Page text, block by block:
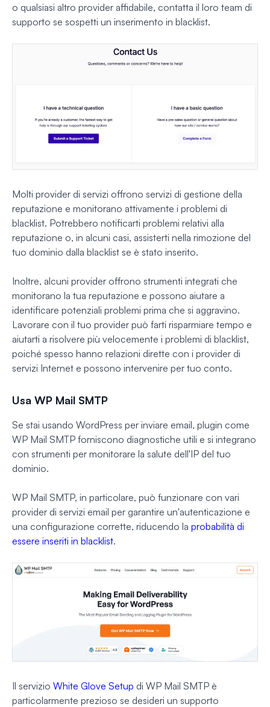
o qualsiasi altro provider affidabile, contatta il loro team di
supporto se sospetti un inserimento in blacklist.
Molti provider di servizi offrono servizi di gestione della
reputazione e monitorano attivamente i problemi di
blacklist. Potrebbero notificarti problemi relativi alla
reputazione o, in alcuni casi, assisterti nella rimozione del
tuo dominio dalla blacklist se è stato inserito.
Inoltre, alcuni provider offrono strumenti integrati che
monitorano la tua reputazione e possono aiutare a
identificare potenziali problemi prima che si aggravino.
Lavorare con il tuo provider può farti risparmiare tempo e
aiutarti a risolvere più velocemente i problemi di blacklist,
poiché spesso hanno relazioni dirette con i provider di
servizi Internet e possono intervenire per tuo conto.
Usa WP Mail SMTP
Se stai usando WordPress per inviare email, plugin come
WP Mail SMTP forniscono diagnostiche utili e si integrano
con strumenti per monitorare la salute dell'IP del tuo
dominio.
WP Mail SMTP, in particolare, può funzionare con vari
provider di servizi email per garantire un'autenticazione e
una configurazione corrette, riducendo la probabilità di
essere inseriti in blacklist.
Il servizio White Glove Setup di WP Mail SMTP è
particolarmente prezioso se desideri un supporto